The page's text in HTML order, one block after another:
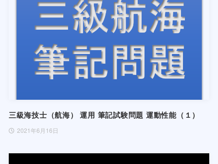
三級海技士（航海） 運用 筆記試験問題 運動性能（１）
2021年6月16日